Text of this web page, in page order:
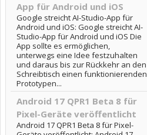
App für Android und iOS
Google streicht AI-Studio-App für
Android und iOS: Google streicht AI-
Studio-App für Android und iOS Die
App sollte es ermöglichen,
unterwegs eine Idee festzuhalten
und daraus bis zur Rückkehr an den
Schreibtisch einen funktionierenden
Prototypen...
Android 17 QPR1 Beta 8 für
Pixel-Geräte veröffentlicht
Android 17 QPR1 Beta 8 für Pixel-